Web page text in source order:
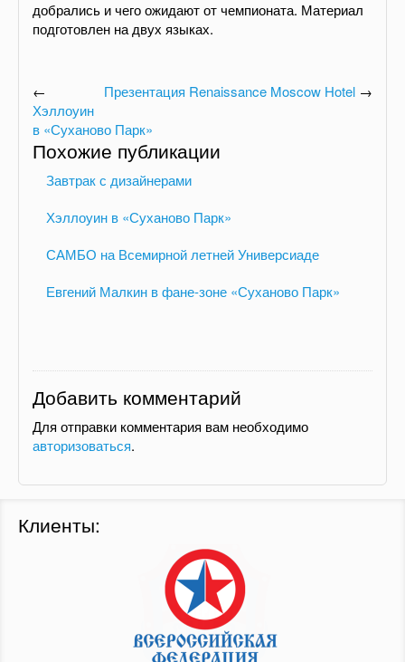
добрались и чего ожидают от чемпионата. Материал
подготовлен на двух языках.
Презентация Renaissance Moscow Hotel →
←
Хэллоуин
в «Суханово Парк»
Похожие публикации
Завтрак с дизайнерами
Хэллоуин в «Суханово Парк»
САМБО на Всемирной летней Универсиаде
Евгений Малкин в фане-зоне «Суханово Парк»
Добавить комментарий
Для отправки комментария вам необходимо
авторизоваться.
Клиенты: